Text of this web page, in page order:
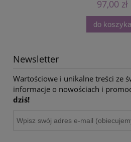
97,00 zł
do koszyka
Newsletter
Wartościowe i unikalne treści ze
informacje o nowościach i
dziś!